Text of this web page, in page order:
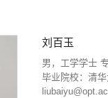
刘百玉
男，工学学士
毕业院校：清华